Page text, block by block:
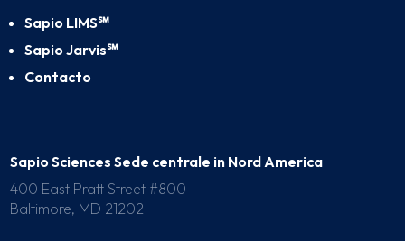
Sapio LIMS℠
Sapio Jarvis℠
Contacto
Sapio Sciences Sede centrale in Nord America
400 East Pratt Street #800
Baltimore, MD 21202